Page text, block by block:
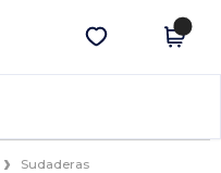
Descargar app
Sudaderas